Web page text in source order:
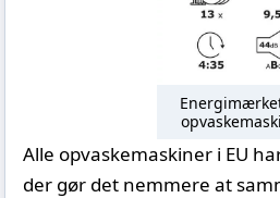
Alle opvaskemaskiner i EU
der gør det nemmere at